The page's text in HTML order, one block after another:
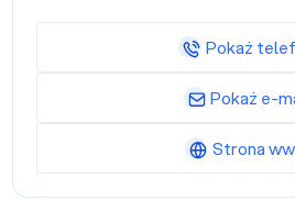
Pokaż
Pokaż e-
Strona